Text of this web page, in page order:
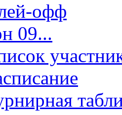
офф
09...